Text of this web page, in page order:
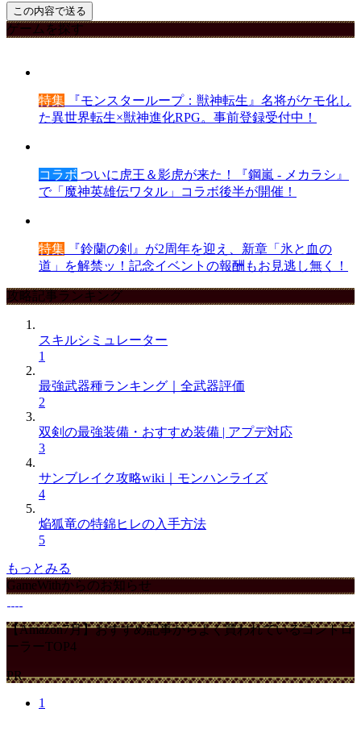
ゲームを探す
特集 『モンスターループ：獣神転生』名将がケモ化し
た異世界転生×獣神進化RPG。事前登録受付中！
コラボ ついに虎王＆影虎が来た！『鋼嵐 - メカラシ』
で「魔神英雄伝ワタル」コラボ後半が開催！
特集 『鈴蘭の剣』が2周年を迎え、新章「氷と血の
道」を解禁ッ！記念イベントの報酬もお見逃し無く！
攻略記事ランキング
スキルシミュレーター
1
最強武器種ランキング｜全武器評価
2
双剣の最強装備・おすすめ装備 | アプデ対応
3
サンブレイク攻略wiki｜モンハンライズ
4
焔狐竜の特錦ヒレの入手方法
5
もっとみる
GameWithからのお知らせ
【Amazon7月】おすすめ記事からよく買われているコントロ
ーラーTOP4
PR
1